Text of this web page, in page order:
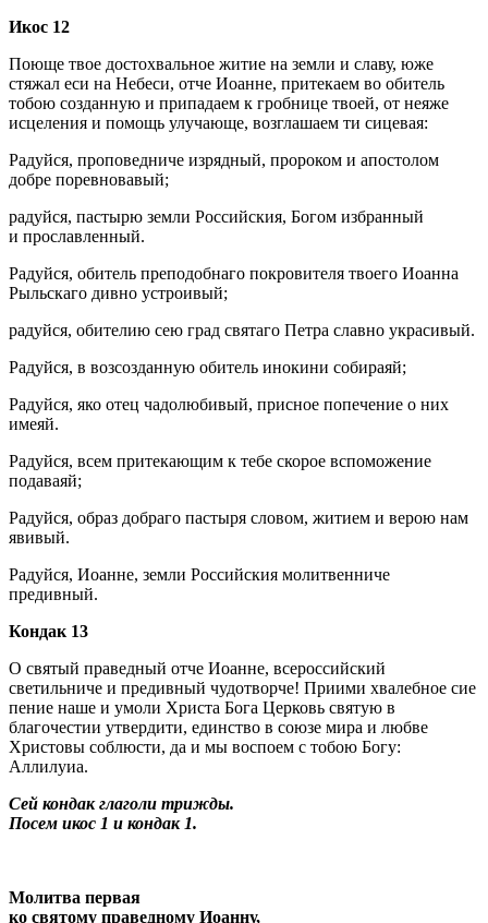
Икос 12
Поюще твое достохвальное житие на земли и славу, юже
стяжал еси на Небеси, отче Иоанне, притекаем во обитель
тобою созданную и припадаем к гробнице твоей, от неяже
исцеления и помощь улучающе, возглашаем ти сицевая:
Радуйся, проповедниче изрядный, пророком и апостолом
добре поревновавый;
радуйся, пастырю земли Российския, Богом избранный
и прославленный.
Радуйся, обитель преподобнаго покровителя твоего Иоанна
Рыльскаго дивно устроивый;
радуйся, обителию сею град святаго Петра славно украсивый.
Радуйся, в возсозданную обитель инокини собираяй;
Радуйся, яко отец чадолюбивый, присное попечение о них
имеяй.
Радуйся, всем притекающим к тебе скорое вспоможение
подаваяй;
Радуйся, образ добраго пастыря словом, житием и верою нам
явивый.
Радуйся, Иоанне, земли Российския молитвенниче
предивный.
Кондак 13
О святый праведный отче Иоанне, всероссийский
светильниче и предивный чудотворче! Приими хвалебное сие
пение наше и умоли Христа Бога Церковь святую в
благочестии утвердити, единство в союзе мира и любве
Христовы соблюсти, да и мы воспоем с тобою Богу:
Аллилуиа.
Сей кондак глаголи трижды.
Посем икос 1 и кондак 1.
Молитва первая
ко святому праведному Иоанну,